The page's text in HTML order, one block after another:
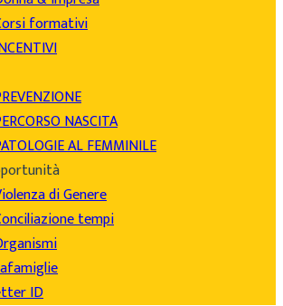
formativi
NASCITA
AL FEMMINILE
di Genere
tempi
ID